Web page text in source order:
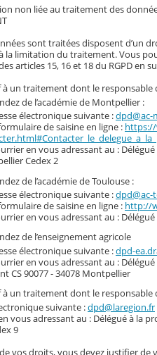
non liée au traitement des
sont traitées disposent d’un
la limitation du traitement. Vous
articles 15, 16 et 18 du RGPD en
un traitement dont le responsable
de l’académie de Montpellier :
électronique suivante :
de saisine en ligne : https://
en vous adressant au :
Cedex 2
de l’académie de Toulouse :
électronique suivante :dpd@ac-
de saisine en ligne : http://
en vous adressant au :
de l’enseignement agricole
électronique suivante :dpd-
en vous adressant au :
CS 90077 - 34078 Montpellier
un traitement dont le responsable
suivante :dpd@laregion.fr
vous adressant au : Délégué à la
9
de vos droits, vous devez justifier